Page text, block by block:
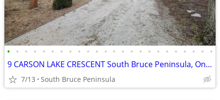
• • • • • • • • • • • • • • • • • • • • • • • •
9 CARSON LAKE CRESCENT South Bruce Peninsula, Ontario N0H2G0
7/13 South Bruce Peninsula